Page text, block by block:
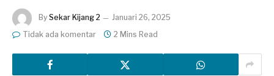
By Sekar Kijang 2
Januari 26, 2025
Tidak ada komentar
2 Mins Read